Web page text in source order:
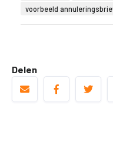
voorbeeld
Delen